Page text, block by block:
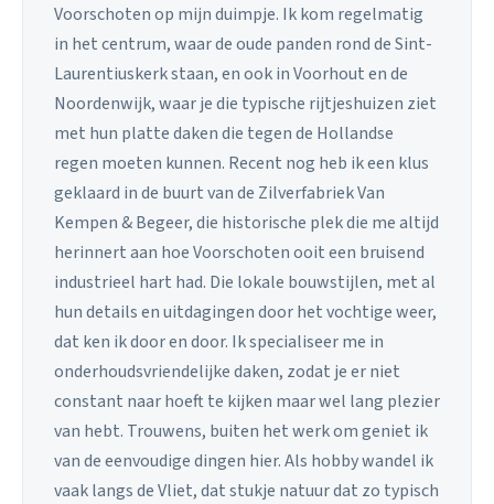
Voorschoten op mijn duimpje. Ik kom regelmatig
in het centrum, waar de oude panden rond de Sint-
Laurentiuskerk staan, en ook in Voorhout en de
Noordenwijk, waar je die typische rijtjeshuizen ziet
met hun platte daken die tegen de Hollandse
regen moeten kunnen. Recent nog heb ik een klus
geklaard in de buurt van de Zilverfabriek Van
Kempen & Begeer, die historische plek die me altijd
herinnert aan hoe Voorschoten ooit een bruisend
industrieel hart had. Die lokale bouwstijlen, met al
hun details en uitdagingen door het vochtige weer,
dat ken ik door en door. Ik specialiseer me in
onderhoudsvriendelijke daken, zodat je er niet
constant naar hoeft te kijken maar wel lang plezier
van hebt. Trouwens, buiten het werk om geniet ik
van de eenvoudige dingen hier. Als hobby wandel ik
vaak langs de Vliet, dat stukje natuur dat zo typisch